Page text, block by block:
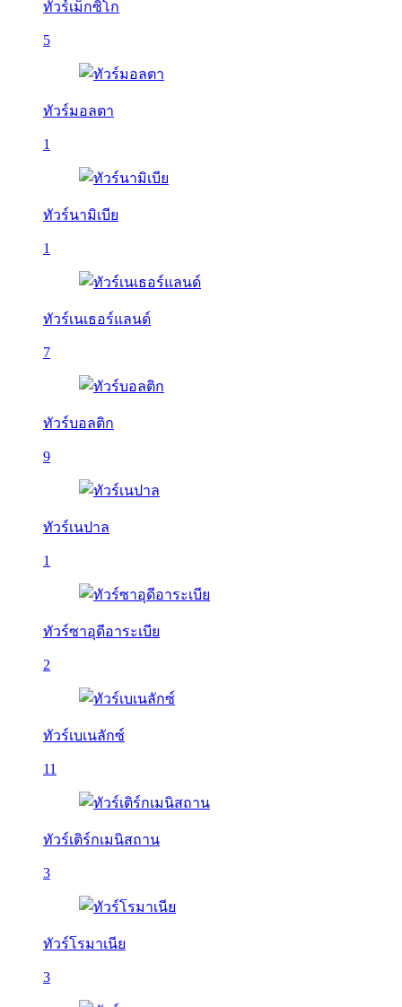
ทัวร์เม็กซิโก
5
ทัวร์มอลตา
1
ทัวร์นามิเบีย
1
ทัวร์เนเธอร์แลนด์
7
ทัวร์บอลติก
9
ทัวร์เนปาล
1
ทัวร์ซาอุดีอาระเบีย
2
ทัวร์เบเนลักซ์
11
ทัวร์เติร์กเมนิสถาน
3
ทัวร์โรมาเนีย
3